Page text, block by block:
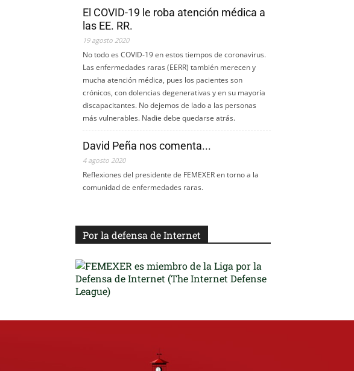
El COVID-19 le roba atención médica a
las EE. RR.
19 agosto 2020
No todo es COVID-19 en estos tiempos de coronavirus.
Las enfermedades raras (EERR) también merecen y
mucha atención médica, pues los pacientes son
crónicos, con dolencias degenerativas y en su mayoría
discapacitantes. No dejemos de lado a las personas
más vulnerables. Nadie debe quedarse atrás.
David Peña nos comenta...
4 agosto 2020
Reflexiones del presidente de FEMEXER en torno a la
comunidad de enfermedades raras.
Por la defensa de Internet